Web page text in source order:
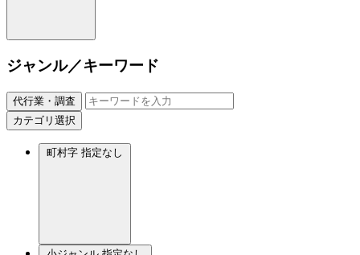
ジャンル／キーワード
代行業・調査
カテゴリ選択
町村字 指定なし